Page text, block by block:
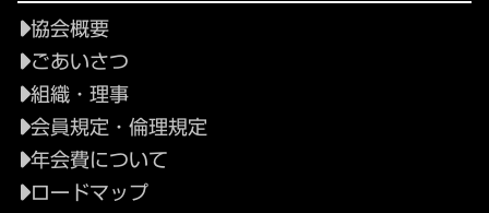
協会概要
ごあいさつ
組織・理事
会員規定・倫理規定
年会費について
ロードマップ